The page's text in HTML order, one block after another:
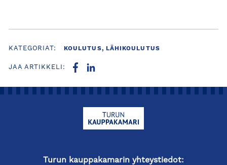
KATEGORIAT: KOULUTUS, LÄHIKOULUTUS
JAA ARTIKKELI:
Turun kauppakamarin yhteystiedot: